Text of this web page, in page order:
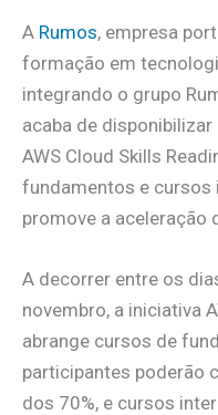
A Rumos, empresa
formação em
integrando o grupo
acaba de
AWS Cloud Skills
fundamentos e
promove a aceleração
A decorrer entre os
novembro, a iniciativa
abrange cursos de
participantes poderão
dos 70%, e cursos